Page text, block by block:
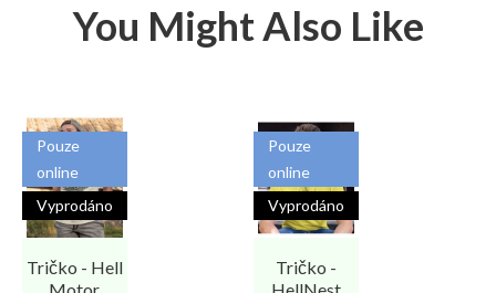
You Might Also Like
Tričko - Hell
Motor
Pouze
online
Vyprodáno
Tričko -
HellNest
Pouze
online
Vyprodáno